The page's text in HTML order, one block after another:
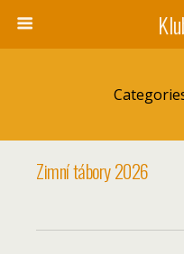
Zimní tábory 2026